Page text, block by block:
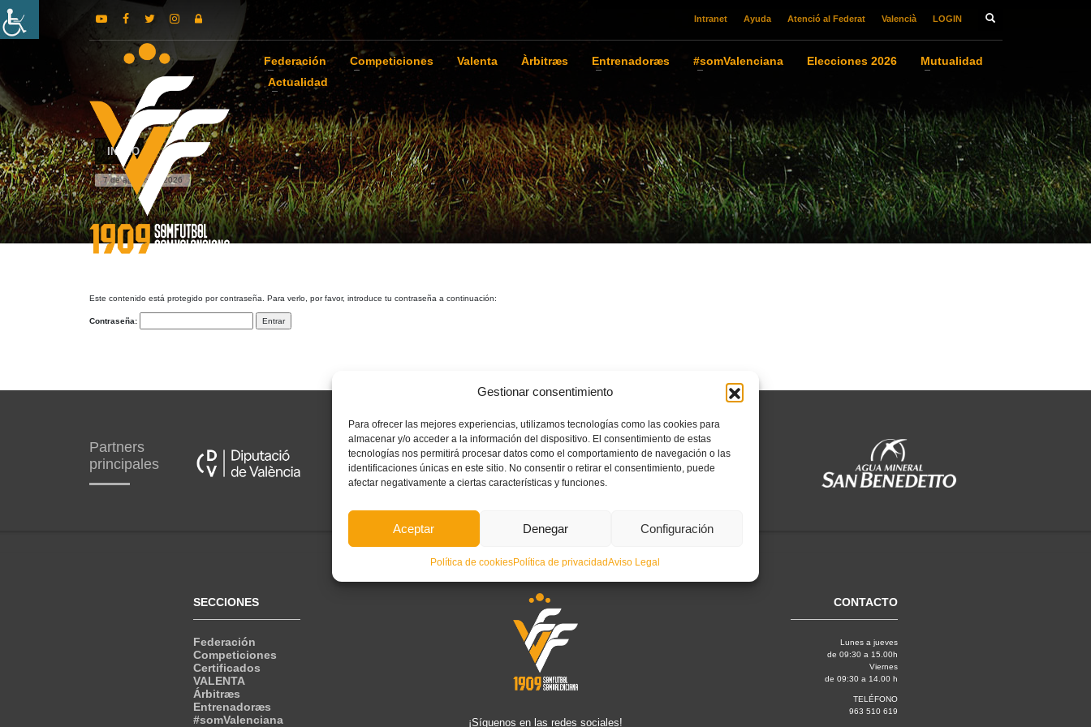
Gestionar consentimiento
Para ofrecer las mejores experiencias, utilizamos tecnologías como las cookies para
almacenar y/o acceder a la información del dispositivo. El consentimiento de estas
tecnologías nos permitirá procesar datos como el comportamiento de navegación o las
identificaciones únicas en este sitio. No consentir o retirar el consentimiento, puede
afectar negativamente a ciertas características y funciones.
Aceptar Denegar Configuración
Política de cookiesPolítica de privacidadAviso Legal
Intranet Ayuda Atenció al Federat Valencià LOGIN
Federación Competiciones Valenta Àrbitræs Entrenadoræs #somValenciana Elecciones 2026
Mutualidad
Actualidad
INICIO
7 de agosto de 2026
Este contenido está protegido por contraseña. Para verlo, por favor, introduce tu contraseña a continuación:
Contraseña:
Partners
principales
Colaboradores
SECCIONES
Federación
Competiciones
Certificados
VALENTA
Árbitræs
Entrenadoræs
#somValenciana
¡Síguenos en las redes sociales!
CONTACTO
Lunes a jueves
de 09:30 a 15.00h
Viernes
de 09:30 a 14.00 h
TELÉFONO
963 510 619